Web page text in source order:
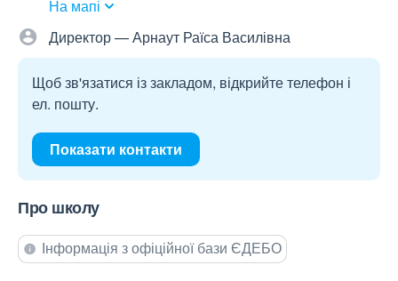
На мапі
Директор — Арнаут Раїса Василівна
Щоб зв'язатися із закладом, відкрийте телефон і
ел. пошту.
Показати контакти
Про школу
Інформація з офіційної бази ЄДЕБО